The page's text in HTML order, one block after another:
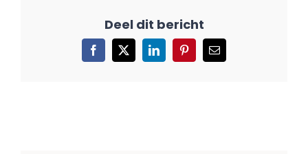
Facebook
X LinkedInPinterest
E-